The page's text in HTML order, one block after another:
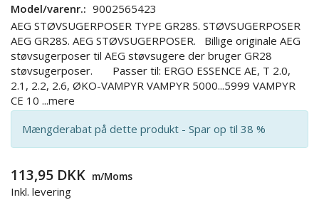
Model/varenr.: 9002565423
AEG STØVSUGERPOSER TYPE GR28S. STØVSUGERPOSER
AEG GR28S. AEG STØVSUGERPOSER. Billige originale AEG
støvsugerposer til AEG støvsugere der bruger GR28
støvsugerposer. Passer til: ERGO ESSENCE AE, T 2.0,
2.1, 2.2, 2.6, ØKO-VAMPYR VAMPYR 5000...5999 VAMPYR
CE 10 ...mere
Mængderabat på dette produkt - Spar op til 38 %
113,95 DKK m/Moms
Inkl. levering